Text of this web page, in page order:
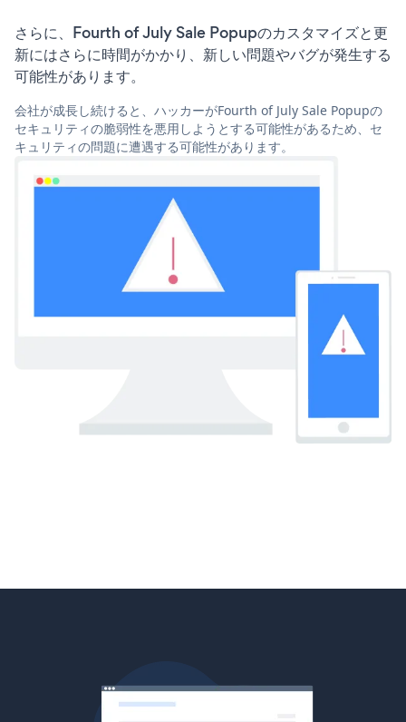
さらに、Fourth of July Sale Popupのカスタマイズと更
新にはさらに時間がかかり、新しい問題やバグが発生する
可能性があります。
会社が成長し続けると、ハッカーがFourth of July Sale Popupの
セキュリティの脆弱性を悪用しようとする可能性があるため、セ
キュリティの問題に遭遇する可能性があります。